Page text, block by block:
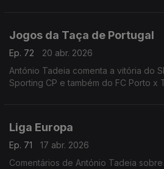
Jogos da Taça de Portugal
Ep. 72
20 abr. 2026
António Tadeia comenta a vitória do
Sporting CP e também do FC Porto x
Liga Europa
Ep. 71
17 abr. 2026
Comentários de António Tadeia